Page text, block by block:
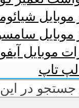
موبایل
موبایل
موبایل
تاپ